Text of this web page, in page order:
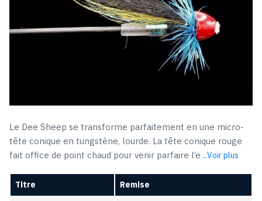
Le Dee Sheep se transforme parfaitement en une micro-
tête conique en tungstène, lourde. La tête conique rouge
fait office de point chaud pour venir parfaire l’e ...Voir plus
Titre Remise